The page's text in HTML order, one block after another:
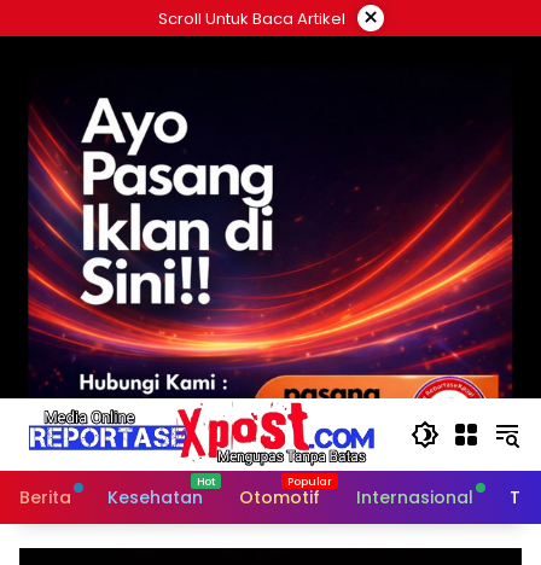
ke
Scroll Untuk Baca Artikel ×
Berita Kesehatan Otomotif Internasional